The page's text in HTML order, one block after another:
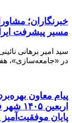
خبرنگاران؛
مسیر پیشرفت
سید امیر برهانی
در «جامعه‌سازی»،
️پیام معاون
پایان